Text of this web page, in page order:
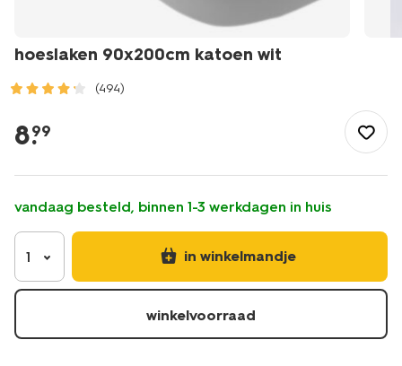
hoeslaken 90x200cm katoen wit
(494)
slapen/slapen/hoeslaken/hoeslaken-
90x200cm-
wit-
-5190003.html
8.
99
vandaag besteld, binnen 1-3 werkdagen in huis
1 in winkelmandje
winkelvoorraad